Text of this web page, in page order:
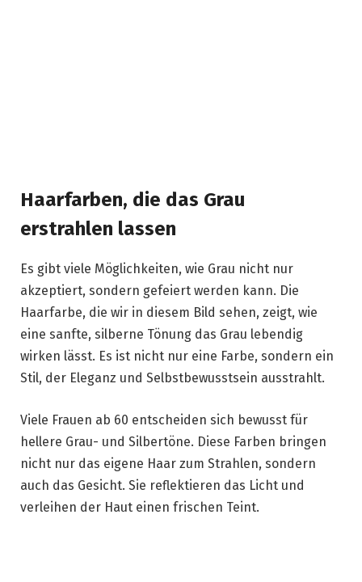
Haarfarben, die das Grau
erstrahlen lassen
Es gibt viele Möglichkeiten, wie Grau nicht nur
akzeptiert, sondern gefeiert werden kann. Die
Haarfarbe, die wir in diesem Bild sehen, zeigt, wie
eine sanfte, silberne Tönung das Grau lebendig
wirken lässt. Es ist nicht nur eine Farbe, sondern ein
Stil, der Eleganz und Selbstbewusstsein ausstrahlt.
Viele Frauen ab 60 entscheiden sich bewusst für
hellere Grau- und Silbertöne. Diese Farben bringen
nicht nur das eigene Haar zum Strahlen, sondern
auch das Gesicht. Sie reflektieren das Licht und
verleihen der Haut einen frischen Teint.